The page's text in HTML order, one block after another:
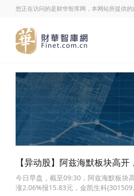
您正在访问的是财华智库网，本网站所提供
【异动股】阿兹海默板块高
今日早盘，截至09:30，阿兹海默板块
涨2.06%报15.83元，金凯生科